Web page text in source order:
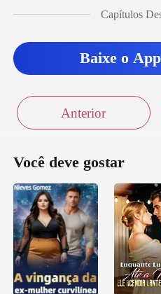
Capítulos
Baixe o
Anterior
Você deve gostar